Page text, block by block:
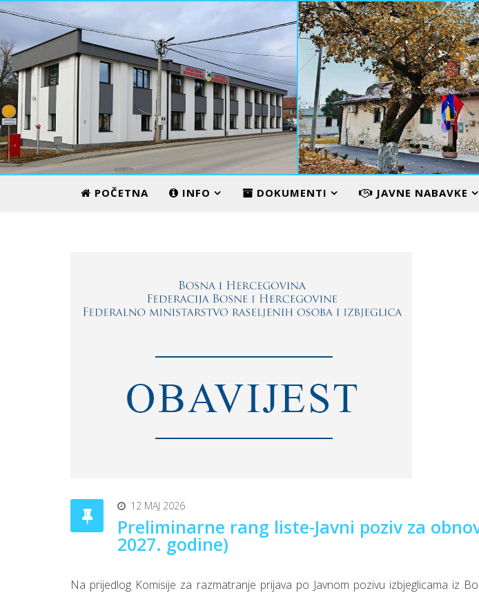
ADMINISTRATIVNI CENTAR
POČETNA INFO DOKUMENTI JAVNE NABAVKE
12 MAJ 2026
Preliminarne rang liste-Javni poziv za
2027. godine)
Na prijedlog Komisije za razmatranje prijava po Javnom pozivu izbjeglicama iz